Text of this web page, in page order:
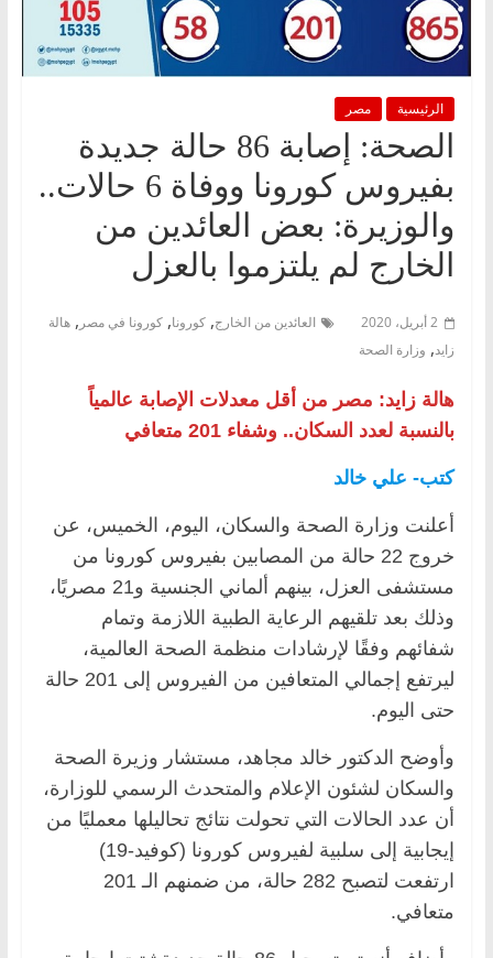
الرئيسية مصر
الصحة: إصابة 86 حالة جديدة
بفيروس كورونا ووفاة 6 حالات..
والوزيرة: بعض العائدين من
الخارج لم يلتزموا بالعزل
2 أبريل، 2020 العائدين من الخارج, كورونا, كورونا في مصر , هالة
زايد, وزارة الصحة
هالة زايد: مصر من أقل معدلات الإصابة عالمياً
بالنسبة لعدد السكان.. وشفاء 201 متعافي
كتب- علي خالد
أعلنت وزارة الصحة والسكان، اليوم، الخميس، عن
خروج 22 حالة من المصابين بفيروس كورونا من
مستشفى العزل، بينهم ألماني الجنسية و21 مصريًا،
وذلك بعد تلقيهم الرعاية الطبية اللازمة وتمام
شفائهم وفقًا لإرشادات منظمة الصحة العالمية،
ليرتفع إجمالي المتعافين من الفيروس إلى 201 حالة
حتى اليوم.
وأوضح الدكتور خالد مجاهد، مستشار وزيرة الصحة
والسكان لشئون الإعلام والمتحدث الرسمي للوزارة،
أن عدد الحالات التي تحولت نتائج تحاليلها معمليًا من
إيجابية إلى سلبية لفيروس كورونا (كوفيد-19)
ارتفعت لتصبح 282 حالة، من ضمنهم الـ 201
متعافي.